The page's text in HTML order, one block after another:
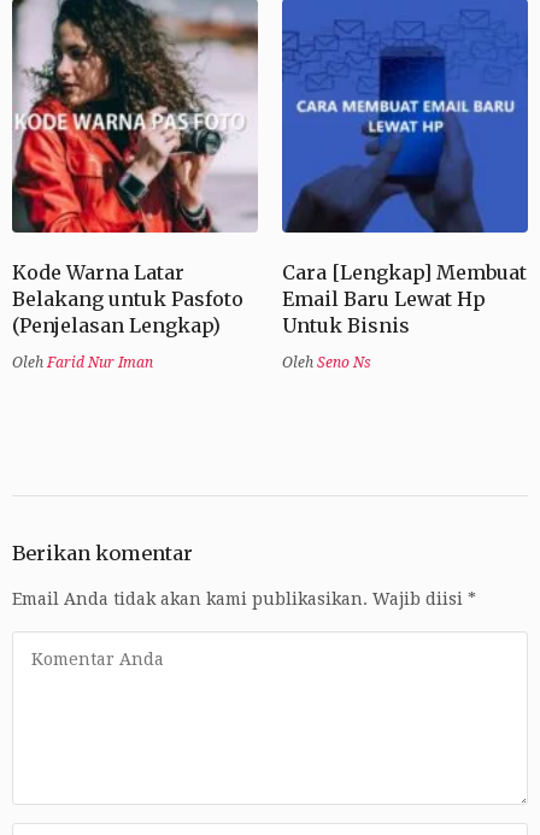
Kode Warna Latar
Belakang untuk Pasfoto
(Penjelasan Lengkap)
Oleh Farid Nur Iman
Cara [Lengkap] Membuat
Email Baru Lewat Hp
Untuk Bisnis
Oleh Seno Ns
Berikan komentar
Email Anda tidak akan kami publikasikan. Wajib diisi *